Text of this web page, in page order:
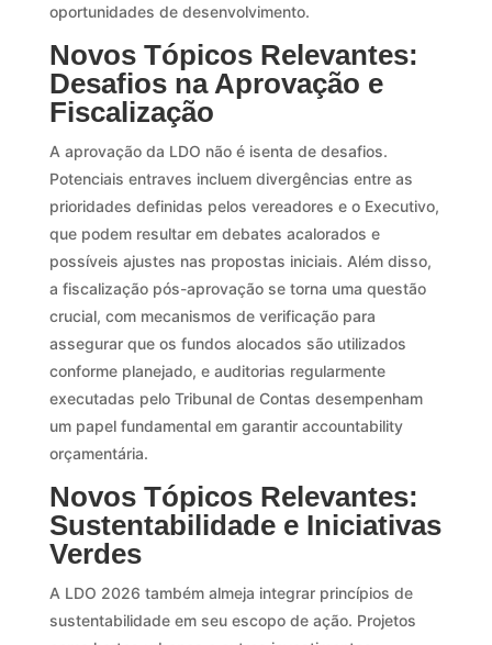
oportunidades de desenvolvimento.
Novos Tópicos Relevantes:
Desafios na Aprovação e
Fiscalização
A aprovação da LDO não é isenta de desafios.
Potenciais entraves incluem divergências entre as
prioridades definidas pelos vereadores e o Executivo,
que podem resultar em debates acalorados e
possíveis ajustes nas propostas iniciais. Além disso,
a fiscalização pós-aprovação se torna uma questão
crucial, com mecanismos de verificação para
assegurar que os fundos alocados são utilizados
conforme planejado, e auditorias regularmente
executadas pelo Tribunal de Contas desempenham
um papel fundamental em garantir accountability
orçamentária.
Novos Tópicos Relevantes:
Sustentabilidade e Iniciativas
Verdes
A LDO 2026 também almeja integrar princípios de
sustentabilidade em seu escopo de ação. Projetos